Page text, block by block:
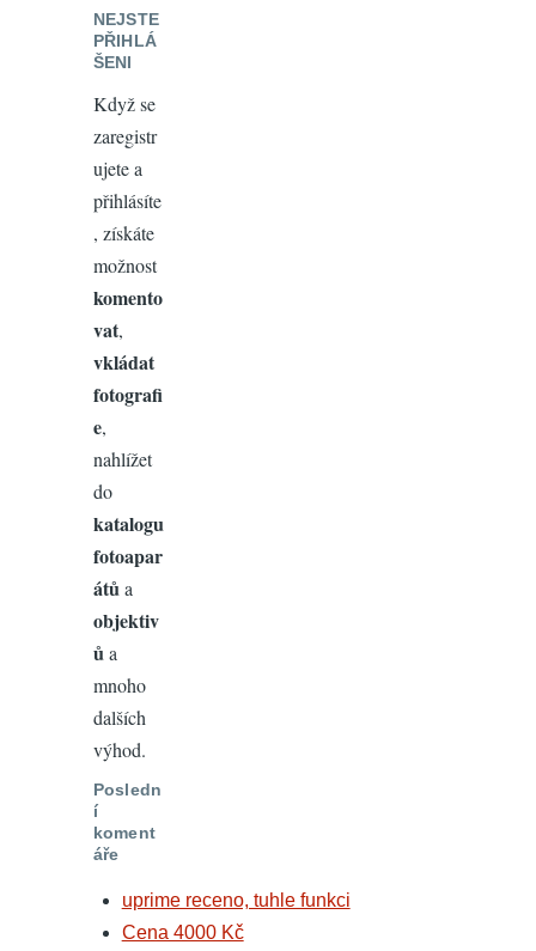
NEJSTE
PŘIHLÁ
ŠENI
Když se
zaregistr
ujete a
přihlásíte
, získáte
možnost
komento
vat,
vkládat
fotografi
e,
nahlížet
do
katalogu
fotoapar
átů a
objektiv
ů a
mnoho
dalších
výhod.
Posledn
í
koment
áře
uprime receno, tuhle funkci
Cena 4000 Kč